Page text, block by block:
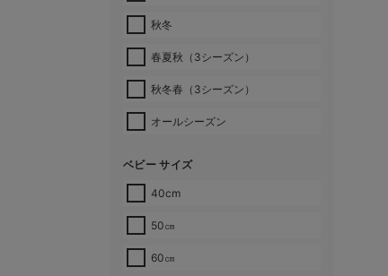
秋冬
春夏秋（3シーズン）
秋冬春（3シーズン）
オールシーズン
ベビー サイズ
40cm
50㎝
60㎝